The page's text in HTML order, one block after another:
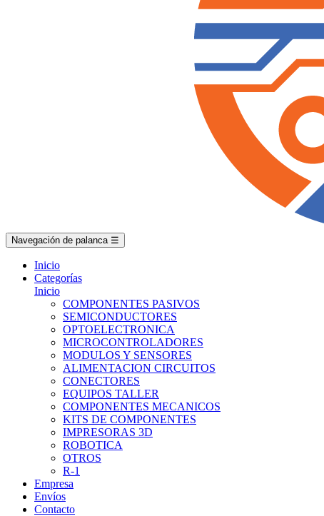
Navegación de palanca ☰
Inicio
Categorías
Inicio
COMPONENTES PASIVOS
SEMICONDUCTORES
OPTOELECTRONICA
MICROCONTROLADORES
MODULOS Y SENSORES
ALIMENTACION CIRCUITOS
CONECTORES
EQUIPOS TALLER
COMPONENTES MECANICOS
KITS DE COMPONENTES
IMPRESORAS 3D
ROBOTICA
OTROS
R-1
Empresa
Envíos
Contacto